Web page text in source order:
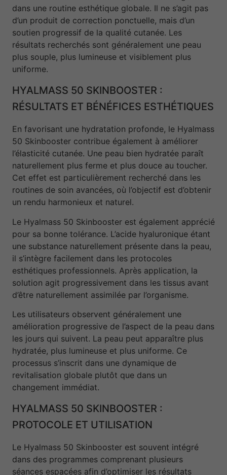
dans une routine esthétique globale. Il ne s’agit pas
d’un produit de correction ponctuelle, mais d’un
soutien progressif de la qualité cutanée. Les
résultats recherchés sont généralement une peau
plus souple, plus lumineuse et visiblement plus
uniforme.
HYALMASS 50 SKINBOOSTER :
RÉSULTATS ET BÉNÉFICES ESTHÉTIQUES
En favorisant une hydratation profonde, le Hyalmass
50 Skinbooster contribue également à améliorer
l’élasticité cutanée. Une peau bien hydratée paraît
naturellement plus ferme et plus douce au toucher.
Cet effet est particulièrement recherché dans les
routines de soin avancées, où l’objectif est d’obtenir
un rendu harmonieux et naturel.
Le Hyalmass 50 Skinbooster est également apprécié
pour sa bonne tolérance. L’acide hyaluronique étant
une substance naturellement présente dans la peau,
il s’intègre facilement dans les protocoles
esthétiques professionnels. Après application, la
solution agit progressivement dans les tissus avant
d’être naturellement assimilée par l’organisme.
Les utilisateurs observent généralement une
amélioration progressive de l’aspect de la peau dans
les jours qui suivent. La peau peut apparaître plus
hydratée, plus lumineuse et plus uniforme. Ce
processus s’inscrit dans une dynamique de
revitalisation globale plutôt que dans un
changement immédiat.
HYALMASS 50 SKINBOOSTER :
PROTOCOLE ET UTILISATION
Le Hyalmass 50 Skinbooster est souvent intégré
dans des programmes comprenant plusieurs
séances espacées afin d’optimiser les résultats